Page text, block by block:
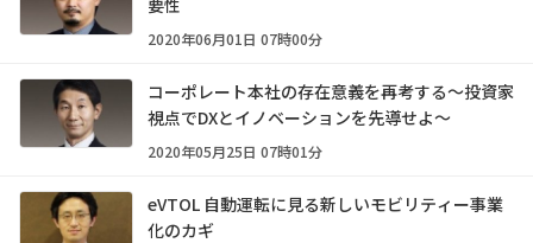
2020年06月01日 07時00分
コーポレート本社の存在意義を再考する～投資家
視点でDXとイノベーションを先導せよ～
2020年05月25日 07時01分
eVTOL 自動運転に見る新しいモビリティー事業
化のカギ